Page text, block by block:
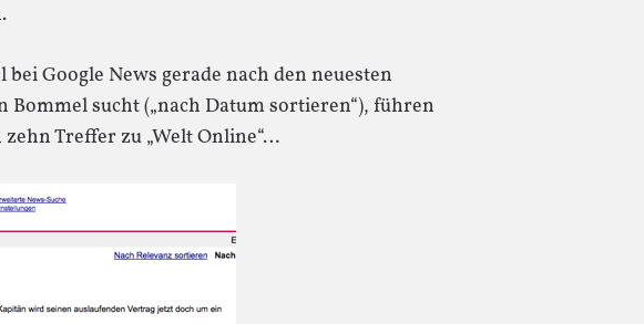
Google News gerade nach den neuesten
Bommel sucht („nach Datum sortieren“), führen
Treffer zu „Welt Online“…